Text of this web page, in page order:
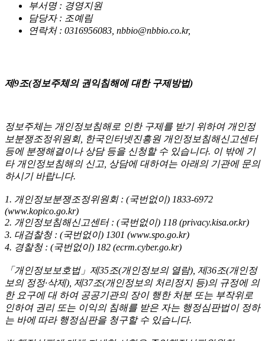
부서명 : 경영지원
담당자 : 조예림
연락처 : 0316956083, nbbio@nbbio.co.kr,
제9조(정보주체의 권익침해에 대한 구제방법)
정보주체는 개인정보침해로 인한 구제를 받기 위하여 개인정
보분쟁조정위원회, 한국인터넷진흥원 개인정보침해신고센터
등에 분쟁해결이나 상담 등을 신청할 수 있습니다. 이 밖에 기
타 개인정보침해의 신고, 상담에 대하여는 아래의 기관에 문의
하시기 바랍니다.
1. 개인정보분쟁조정위원회 : (국번없이) 1833-6972
(www.kopico.go.kr)
2. 개인정보침해신고센터 : (국번없이) 118 (privacy.kisa.or.kr)
3. 대검찰청 : (국번없이) 1301 (www.spo.go.kr)
4. 경찰청 : (국번없이) 182 (ecrm.cyber.go.kr)
「개인정보보호법」제35조(개인정보의 열람), 제36조(개인정
보의 정정·삭제), 제37조(개인정보의 처리정지 등)의 규정에 의
한 요구에 대 하여 공공기관의 장이 행한 처분 또는 부작위로
인하여 권리 또는 이익의 침해를 받은 자는 행정심판법이 정하
는 바에 따라 행정심판을 청구할 수 있습니다.